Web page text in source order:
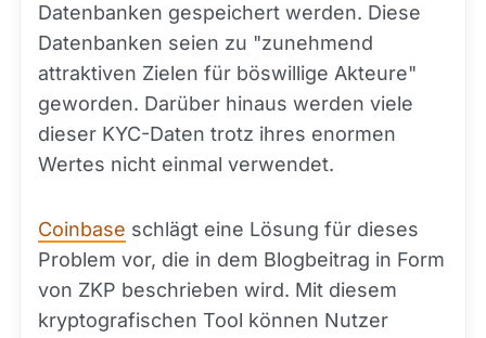
Datenbanken gespeichert werden. Diese
Datenbanken seien zu "zunehmend
attraktiven Zielen für böswillige Akteure"
geworden. Darüber hinaus werden viele
dieser KYC-Daten trotz ihres enormen
Wertes nicht einmal verwendet.
Coinbase schlägt eine Lösung für dieses
Problem vor, die in dem Blogbeitrag in Form
von ZKP beschrieben wird. Mit diesem
kryptografischen Tool können Nutzer